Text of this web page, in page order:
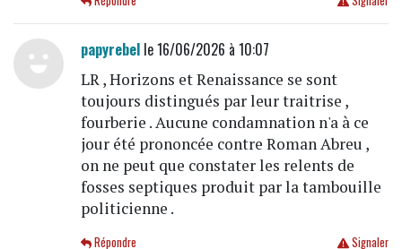
papyrebelle 16/06/2026 à 10:07
LR , Horizons et Renaissance se sont
toujours distingués par leur traitrise ,
fourberie . Aucune condamnation n'a à ce
jour été prononcée contre Roman Abreu ,
on ne peut que constater les relents de
fosses septiques produit par la tambouille
politicienne .
Signaler
Répondre